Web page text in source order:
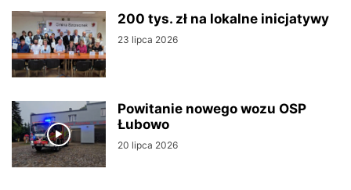
200 tys. zł na lokalne inicjatywy
23 lipca 2026
Powitanie nowego wozu OSP
Łubowo
20 lipca 2026